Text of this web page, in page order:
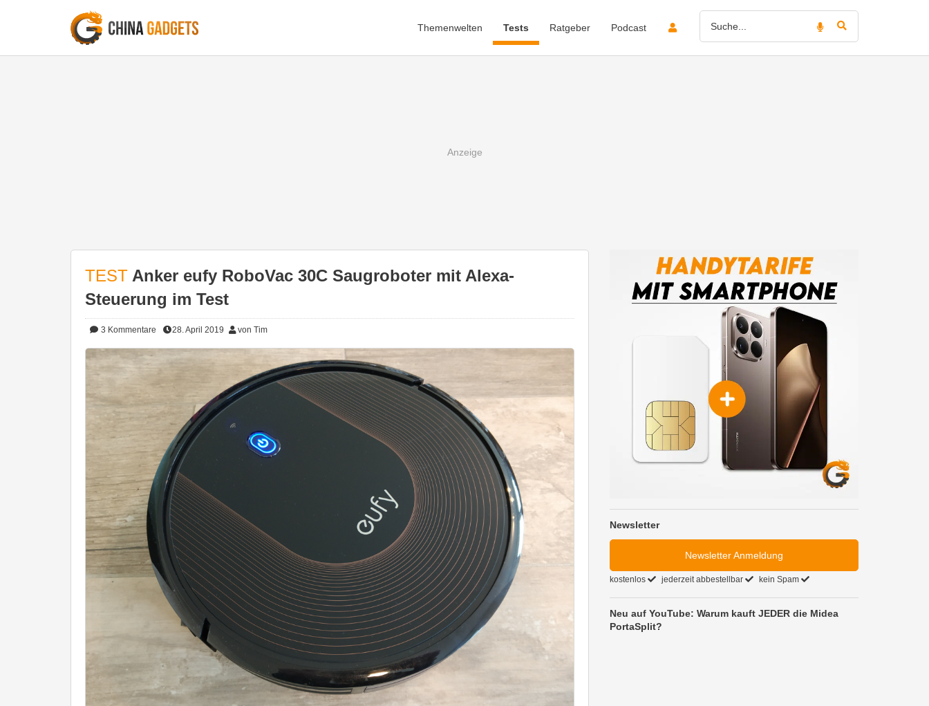
Themenwelten Tests Ratgeber Podcast
TEST Anker eufy RoboVac 30C Saugroboter mit Alexa-
Steuerung im Test
3 Kommentare 28. April 2019 von Tim
Newsletter
Newsletter Anmeldung
kostenlos jederzeit abbestellbar kein Spam
Neu auf YouTube: Warum kauft JEDER die Midea
PortaSplit?